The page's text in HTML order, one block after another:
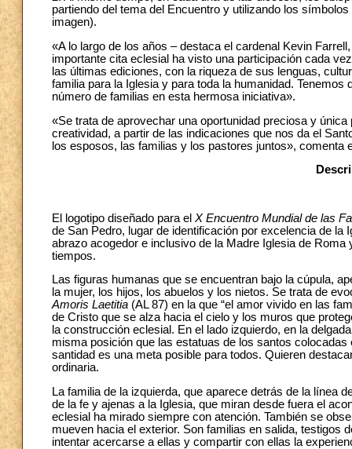
partiendo del tema del Encuentro y utilizando los
imagen).
«A lo largo de los años – destaca el cardenal Kevin
importante cita eclesial ha visto una participación cada
las últimas ediciones, con la riqueza de sus lenguas,
familia para la Iglesia y para toda la humanidad.
número de familias en esta hermosa iniciativa».
«Se trata de aprovechar una oportunidad preciosa y
creatividad, a partir de las indicaciones que nos da el
los esposos, las familias y los pastores juntos», comenta
El logotipo diseñado para el X Encuentro Mundial de las
de San Pedro, lugar de identificación por excelencia de
abrazo acogedor e inclusivo de la Madre Iglesia de
tiempos.
Las figuras humanas que se encuentran bajo la cúpula,
la mujer, los hijos, los abuelos y los nietos. Se trata de
Amoris Laetitia (AL 87) en la que “el amor vivido en las
de Cristo que se alza hacia el cielo y los muros que
la construcción eclesial. En el lado izquierdo, en la
misma posición que las estatuas de los santos
santidad es una meta posible para todos. Quieren
ordinaria.
La familia de la izquierda, que aparece detrás de la línea
de la fe y ajenas a la Iglesia, que miran desde fuera el
eclesial ha mirado siempre con atención. También se
mueven hacia el exterior. Son familias en salida, testigos
intentar acercarse a ellas y compartir con ellas la